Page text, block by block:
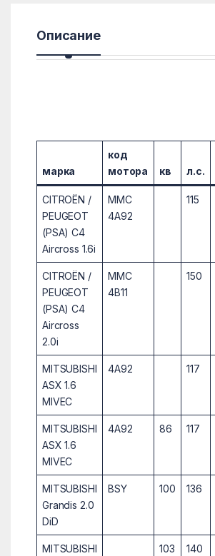
Описание
марка
код
мотора
кв л.с.
CITROËN /
PEUGEOT
(PSA) C4
Aircross 1.6i
MMC
4A92
115
CITROËN /
PEUGEOT
(PSA) C4
Aircross
2.0i
MMC
4B11
150
MITSUBISHI
ASX 1.6
MIVEC
4A92 117
MITSUBISHI
ASX 1.6
MIVEC
4A92 86 117
MITSUBISHI
Grandis 2.0
DiD
BSY 100 136
MITSUBISHI
103 140